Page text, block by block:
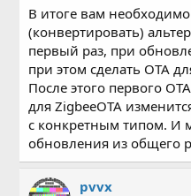
В итоге вам
(конвертировать)
первый раз, при
при этом сделать OTA
После этого первого
для ZigbeeOTA
с конкретным типом. И
обновления из общего
pvvx